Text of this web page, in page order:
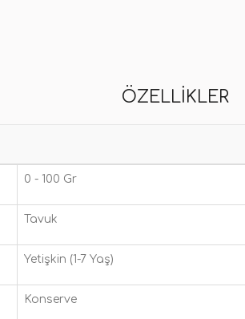
ÖZELLIKLER
0 - 100 Gr
Tavuk
Yetişkin (1-7 Yaş)
Konserve